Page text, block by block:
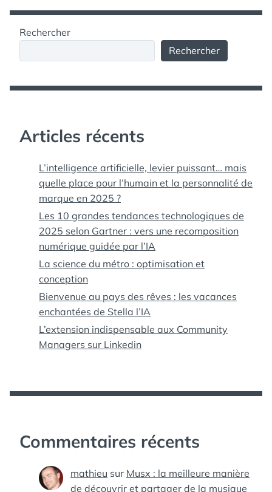
Rechercher
Rechercher
Articles récents
L’intelligence artificielle, levier puissant… mais
quelle place pour l’humain et la personnalité de
marque en 2025 ?
Les 10 grandes tendances technologiques de
2025 selon Gartner : vers une recomposition
numérique guidée par l’IA
La science du métro : optimisation et
conception
Bienvenue au pays des rêves : les vacances
enchantées de Stella l’IA
L’extension indispensable aux Community
Managers sur Linkedin
Commentaires récents
mathieu sur Musx : la meilleure manière
de découvrir et partager de la musique